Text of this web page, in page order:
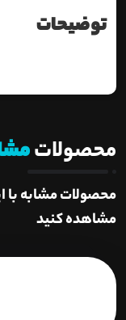
توضیحات
محصولات
محصولات مشابه با
مشاهده کنید